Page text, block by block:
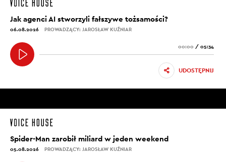
Jak agenci AI stworzyli fałszywe tożsamości?
06.08.2026 PROWADZĄCY: JAROSŁAW KUŹNIAR
00:00 / 05:34
UDOSTĘPNIJ
Spider-Man zarobił miliard w jeden weekend
05.08.2026 PROWADZĄCY: JAROSŁAW KUŹNIAR